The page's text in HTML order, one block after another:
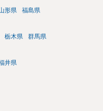
形県 福島県
栃木県 群馬県
井県